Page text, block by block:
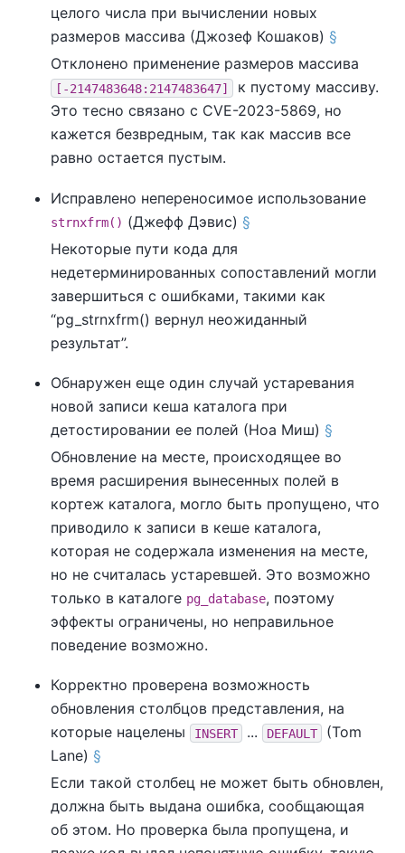
целого числа при вычислении новых
размеров массива (Джозеф Кошаков) §
Отклонено применение размеров массива
[-2147483648:2147483647]
к пустому массиву.
Это тесно связано с CVE-2023-5869, но
кажется безвредным, так как массив все
равно остается пустым.
Исправлено непереносимое использование
strnxfrm() (Джефф Дэвис) §
Некоторые пути кода для
недетерминированных сопоставлений могли
завершиться с ошибками, такими как
“pg_strnxfrm() вернул неожиданный
результат”.
Обнаружен еще один случай устаревания
новой записи кеша каталога при
детостировании ее полей (Ноа Миш) §
Обновление на месте, происходящее во
время расширения вынесенных полей в
кортеж каталога, могло быть пропущено, что
приводило к записи в кеше каталога,
которая не содержала изменения на месте,
но не считалась устаревшей. Это возможно
только в каталоге pg_database, поэтому
эффекты ограничены, но неправильное
поведение возможно.
Корректно проверена возможность
обновления столбцов представления, на
которые нацелены
INSERT ... DEFAULT
(Tom
Lane) §
Если такой столбец не может быть обновлен,
должна быть выдана ошибка, сообщающая
об этом. Но проверка была пропущена, и